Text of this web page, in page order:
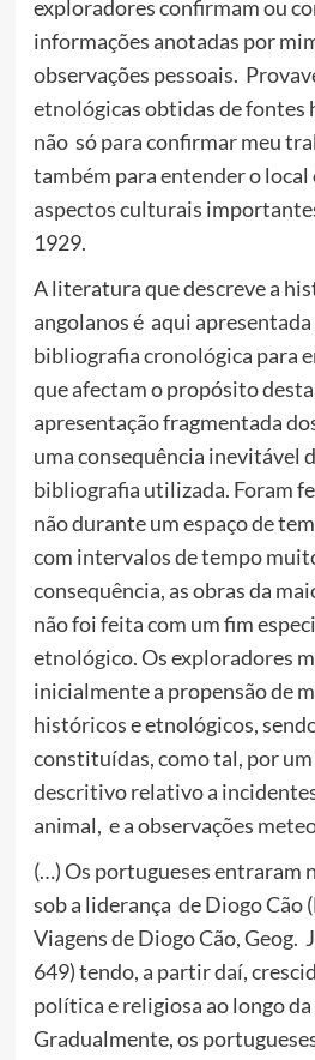
exploradores confirmam ou
informações anotadas por
observações pessoais.
etnológicas obtidas de fontes
não só para confirmar meu
também para entender o
aspectos culturais
1929.
A literatura que descreve a
angolanos é aqui
bibliografia cronológica para
que afectam o propósito
apresentação fragmentada
uma consequência inevitável
bibliografia utilizada. Foram
não durante um espaço de
com intervalos de tempo
consequência, as obras da
não foi feita com um fim
etnológico. Os exploradores
inicialmente a propensão de
históricos e etnológicos,
constituídas, como tal, por
descritivo relativo a
animal, e a observações
(…) Os portugueses entraram
sob a liderança de Diogo Cão
Viagens de Diogo Cão, Geog.
649) tendo, a partir daí,
política e religiosa ao longo
Gradualmente, os